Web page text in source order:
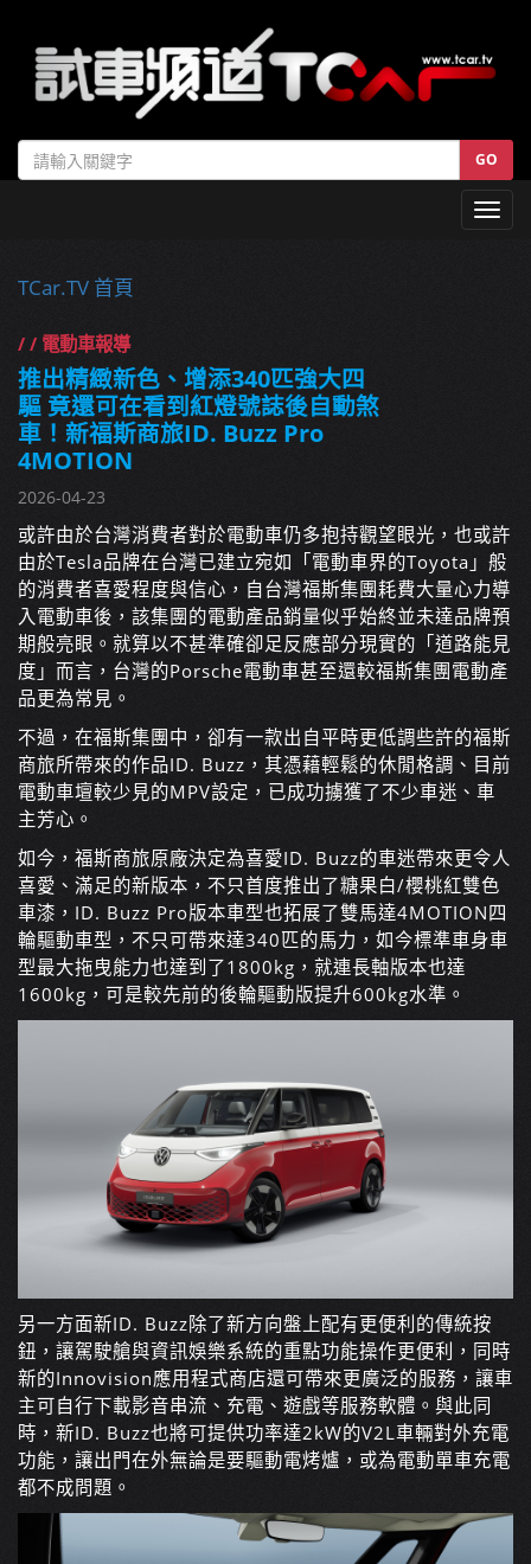
GO
TCar.TV 首頁
/ / 電動車報導
推出精緻新色、增添340匹強大四
驅 竟還可在看到紅燈號誌後自動煞
車！新福斯商旅ID. Buzz Pro
4MOTION
2026-04-23
或許由於台灣消費者對於電動車仍多抱持觀望眼光，也或許
由於Tesla品牌在台灣已建立宛如「電動車界的Toyota」般
的消費者喜愛程度與信心，自台灣福斯集團耗費大量心力導
入電動車後，該集團的電動產品銷量似乎始終並未達品牌預
期般亮眼。就算以不甚準確卻足反應部分現實的「道路能見
度」而言，台灣的Porsche電動車甚至還較福斯集團電動產
品更為常見。
不過，在福斯集團中，卻有一款出自平時更低調些許的福斯
商旅所帶來的作品ID. Buzz，其憑藉輕鬆的休閒格調、目前
電動車壇較少見的MPV設定，已成功擄獲了不少車迷、車
主芳心。
如今，福斯商旅原廠決定為喜愛ID. Buzz的車迷帶來更令人
喜愛、滿足的新版本，不只首度推出了糖果白/櫻桃紅雙色
車漆，ID. Buzz Pro版本車型也拓展了雙馬達4MOTION四
輪驅動車型，不只可帶來達340匹的馬力，如今標準車身車
型最大拖曳能力也達到了1800kg，就連長軸版本也達
1600kg，可是較先前的後輪驅動版提升600kg水準。
另一方面新ID. Buzz除了新方向盤上配有更便利的傳統按
鈕，讓駕駛艙與資訊娛樂系統的重點功能操作更便利，同時
新的Innovision應用程式商店還可帶來更廣泛的服務，讓車
主可自行下載影音串流、充電、遊戲等服務軟體。與此同
時，新ID. Buzz也將可提供功率達2kW的V2L車輛對外充電
功能，讓出門在外無論是要驅動電烤爐，或為電動單車充電
都不成問題。